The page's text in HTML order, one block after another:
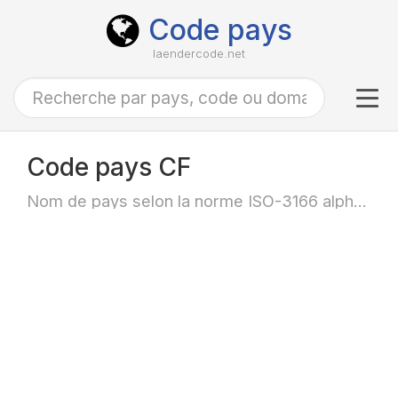
Code pays
laendercode.net
Code pays CF
Nom de pays selon la norme ISO-3166 alpha-2